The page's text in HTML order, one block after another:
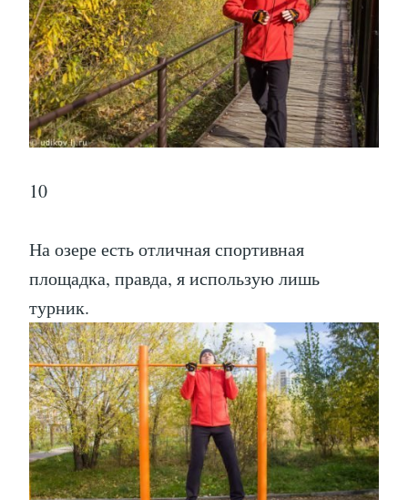
10
На озере есть отличная спортивная
площадка, правда, я использую лишь
турник.